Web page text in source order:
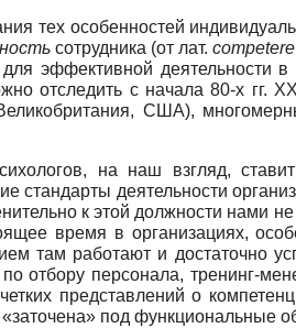
тех особенностей
сотрудника (от лат. competere
эффективной деятельности в
отследить с начала 80-х
США),
на наш взгляд,
стандарты деятельности
к этой должности нами
время в организациях,
там работают и достаточно
отбору персонала, тренинг-
представлений о
под функциональные